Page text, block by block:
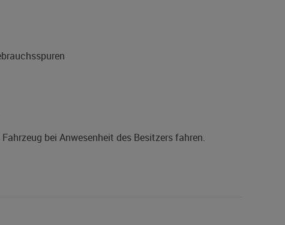
bei Anwesenheit des Besitzers fahren.